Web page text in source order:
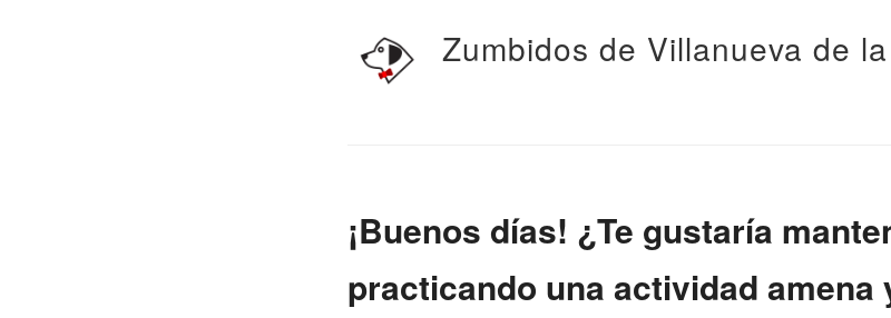
Zumbidos de Villanueva de
¡Buenos días! ¿Te gustaría
practicando una actividad amena